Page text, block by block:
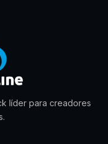
líder para creadores